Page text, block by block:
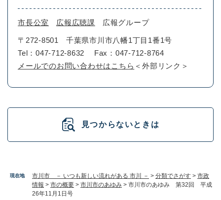
現在地 市川市 － いつも新しい流れがある 市川 － > 分類でさがす > 市政
情報 > 市の概要 > 市川市のあゆみ > 市川市のあゆみ 第32回 平成
26年11月1日号
市長公室 広報広聴課 広報グループ
〒272-8501
千葉県市川市八幡1丁目1番1号
Tel：047-712-8632
Fax：047-712-8764
メールでのお問い合わせはこちら ＜外部リンク＞
見つからないときは